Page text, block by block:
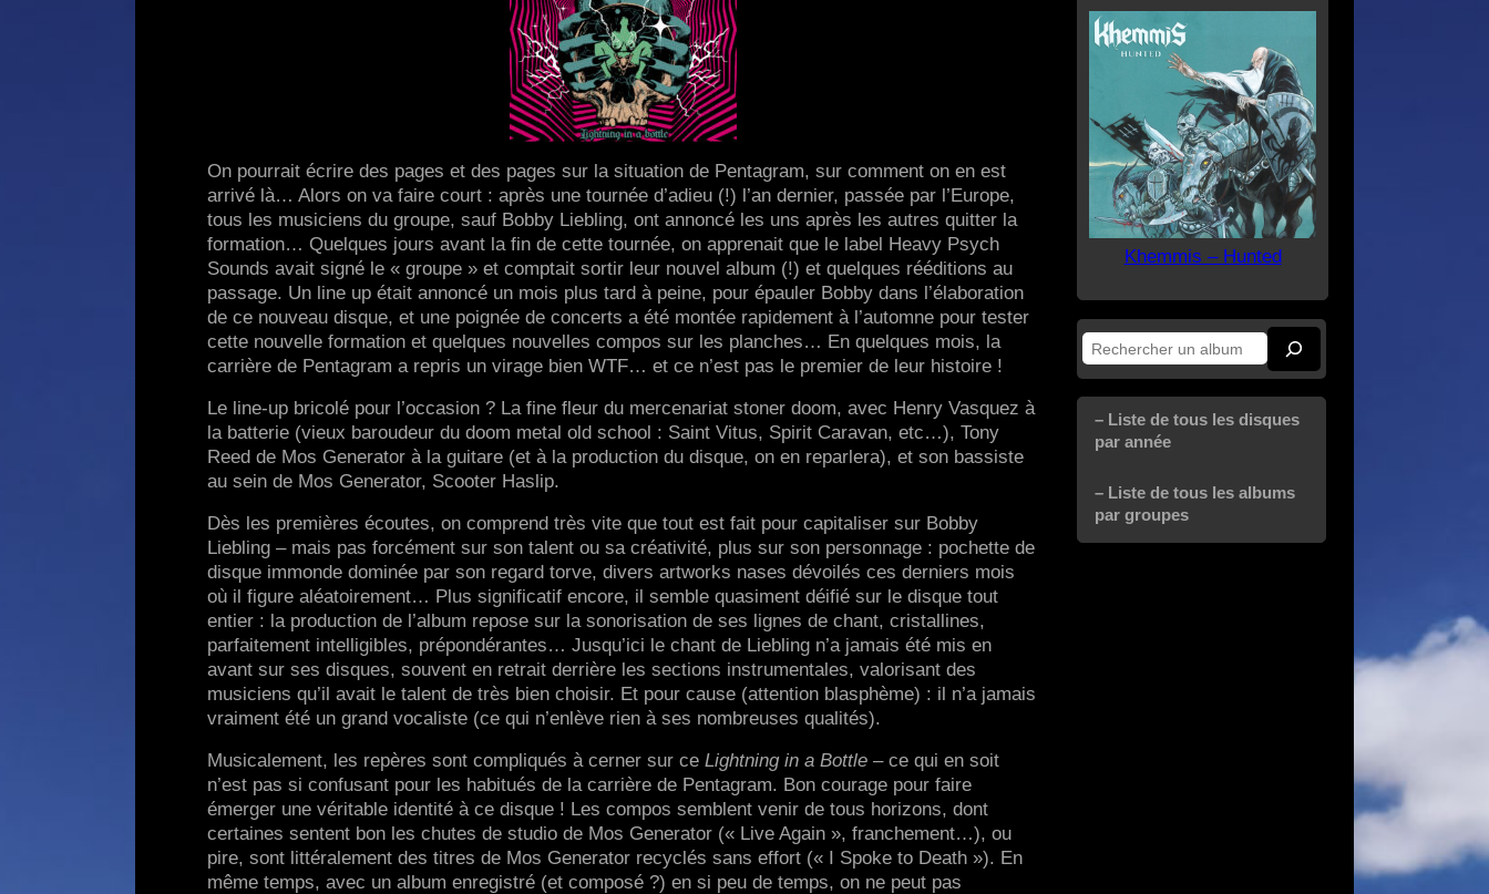
On pourrait écrire des pages et des pages sur la situation de Pentagram, sur comment on en est
arrivé là… Alors on va faire court : après une tournée d’adieu (!) l’an dernier, passée par l’Europe,
tous les musiciens du groupe, sauf Bobby Liebling, ont annoncé les uns après les autres quitter la
formation… Quelques jours avant la fin de cette tournée, on apprenait que le label Heavy Psych
Sounds avait signé le « groupe » et comptait sortir leur nouvel album (!) et quelques rééditions au
passage. Un line up était annoncé un mois plus tard à peine, pour épauler Bobby dans l’élaboration
de ce nouveau disque, et une poignée de concerts a été montée rapidement à l’automne pour tester
cette nouvelle formation et quelques nouvelles compos sur les planches… En quelques mois, la
carrière de Pentagram a repris un virage bien WTF… et ce n’est pas le premier de leur histoire !
Le line-up bricolé pour l’occasion ? La fine fleur du mercenariat stoner doom, avec Henry Vasquez à
la batterie (vieux baroudeur du doom metal old school : Saint Vitus, Spirit Caravan, etc…), Tony
Reed de Mos Generator à la guitare (et à la production du disque, on en reparlera), et son bassiste
au sein de Mos Generator, Scooter Haslip.
Dès les premières écoutes, on comprend très vite que tout est fait pour capitaliser sur Bobby
Liebling – mais pas forcément sur son talent ou sa créativité, plus sur son personnage : pochette de
disque immonde dominée par son regard torve, divers artworks nases dévoilés ces derniers mois
où il figure aléatoirement… Plus significatif encore, il semble quasiment déifié sur le disque tout
entier : la production de l’album repose sur la sonorisation de ses lignes de chant, cristallines,
parfaitement intelligibles, prépondérantes… Jusqu’ici le chant de Liebling n’a jamais été mis en
avant sur ses disques, souvent en retrait derrière les sections instrumentales, valorisant des
musiciens qu’il avait le talent de très bien choisir. Et pour cause (attention blasphème) : il n’a jamais
vraiment été un grand vocaliste (ce qui n’enlève rien à ses nombreuses qualités).
Musicalement, les repères sont compliqués à cerner sur ce Lightning in a Bottle – ce qui en soit
n’est pas si confusant pour les habitués de la carrière de Pentagram. Bon courage pour faire
émerger une véritable identité à ce disque ! Les compos semblent venir de tous horizons, dont
certaines sentent bon les chutes de studio de Mos Generator (« Live Again », franchement…), ou
pire, sont littéralement des titres de Mos Generator recyclés sans effort (« I Spoke to Death »). En
même temps, avec un album enregistré (et composé ?) en si peu de temps, on ne peut pas
Khemmis – Hunted
Rechercher
– Liste de tous les disques
par année
– Liste de tous les albums
par groupes